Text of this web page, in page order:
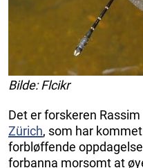
Bilde: Flcikr
Det er forskeren
Zürich, som har
forbløffende
forbanna morsomt at